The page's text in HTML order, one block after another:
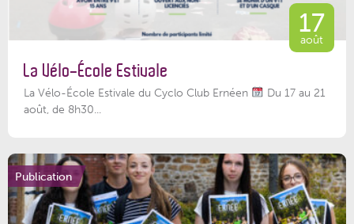
17
août
La Vélo-École Estivale
La Vélo-École Estivale du Cyclo Club Ernéen
Du 17 au 21
août, de 8h30...
Publication